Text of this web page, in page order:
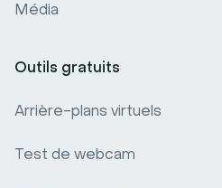
Média
Outils gratuits
Arrière-plans virtuels
Test de webcam